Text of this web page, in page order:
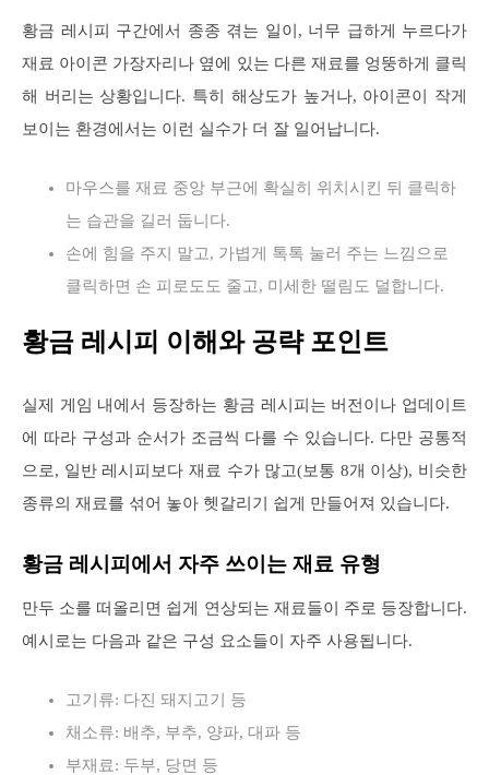
황금 레시피 구간에서 종종 겪는 일이, 너무 급하게 누르다가
재료 아이콘 가장자리나 옆에 있는 다른 재료를 엉뚱하게 클릭
해 버리는 상황입니다. 특히 해상도가 높거나, 아이콘이 작게
보이는 환경에서는 이런 실수가 더 잘 일어납니다.
마우스를 재료 중앙 부근에 확실히 위치시킨 뒤 클릭하
는 습관을 길러 둡니다.
손에 힘을 주지 말고, 가볍게 톡톡 눌러 주는 느낌으로
클릭하면 손 피로도도 줄고, 미세한 떨림도 덜합니다.
황금 레시피 이해와 공략 포인트
실제 게임 내에서 등장하는 황금 레시피는 버전이나 업데이트
에 따라 구성과 순서가 조금씩 다를 수 있습니다. 다만 공통적
으로, 일반 레시피보다 재료 수가 많고(보통 8개 이상), 비슷한
종류의 재료를 섞어 놓아 헷갈리기 쉽게 만들어져 있습니다.
황금 레시피에서 자주 쓰이는 재료 유형
만두 소를 떠올리면 쉽게 연상되는 재료들이 주로 등장합니다.
예시로는 다음과 같은 구성 요소들이 자주 사용됩니다.
고기류: 다진 돼지고기 등
채소류: 배추, 부추, 양파, 대파 등
부재료: 두부, 당면 등